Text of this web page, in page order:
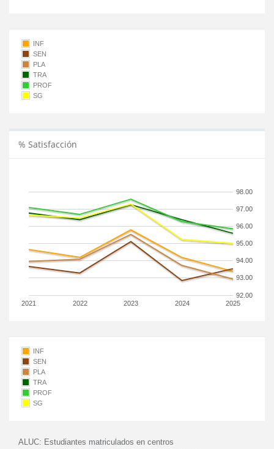
INF
SEN
PLA
TRA
PROF
SG
% Satisfacción
2021 2022 2023 2024 2025
92.00
93.00
94.00
95.00
96.00
97.00
98.00
INF
SEN
PLA
TRA
PROF
SG
ALUC: Estudiantes matriculados en centros